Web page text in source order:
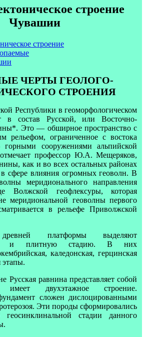
строение
Чувашии
строение
ЧЕРТЫ ГЕОЛОГО-
СТРОЕНИЯ
Республики в геоморфологическом
в состав Русской, или Восточно-
Это — обширное пространство с
рельефом, ограниченное с востока
сооружениями альпийской
отмечает профессор Ю.А. Мещеряков,
как и во всех остальных районах
сфере влияния огромных геоволн. В
меридионального направления
геофлексуры, которая
меридиональной геоволны первого
в рельефе Приволжской
платформы выделяют
и плитную стадию. В них
каледонская, герцинская
этапы.
Русская равнина представляет собой
двухэтажное строение.
сложен дислоцированными
Эти породы сформировались
стадии данного